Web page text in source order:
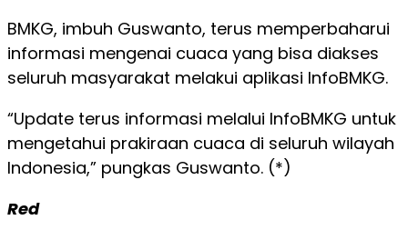
BMKG, imbuh Guswanto, terus memperbaharui
informasi mengenai cuaca yang bisa diakses
seluruh masyarakat melakui aplikasi InfoBMKG.
“Update terus informasi melalui InfoBMKG untuk
mengetahui prakiraan cuaca di seluruh wilayah
Indonesia,” pungkas Guswanto. (*)
Red